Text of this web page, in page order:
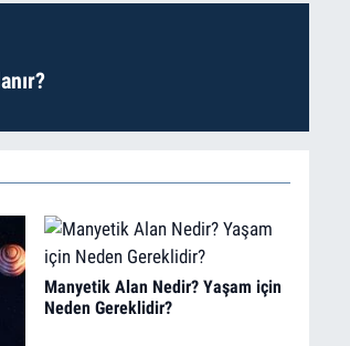
Manyetik Alan Nedir? Yaşam için
Neden Gereklidir?